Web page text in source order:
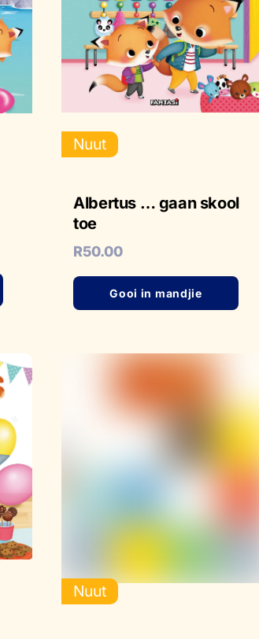
Nuut
Albertus … gaan skool
toe
R50.00
Gooi in mandjie
Nuut